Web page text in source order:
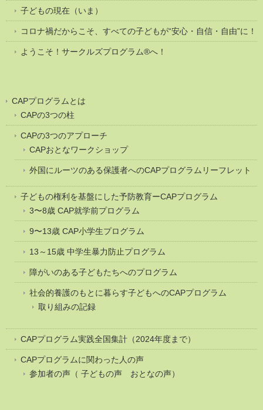
子どもの現在（いま）
コロナ禍だからこそ、すべての子どもが“安心・自信・自由”に！
ようこそ！サークルズプログラム®へ！
CAPプログラムとは
CAPの3つの柱
CAPの3つのアプローチ
CAPおとなワークショップ
外国にルーツのある保護者へのCAPプログラムリーフレット
子どもの権利を基盤にした予防教育ーCAPプログラム
3〜8歳 CAP就学前プログラム
9〜13歳 CAP小学生プログラム
13～15歳 中学生暴力防止プログラム
障がいのある子どもたちへのプログラム
社会的養護のもとに暮らす子どもへのCAPプログラム
取り組みの記録
CAPプログラム実践全国集計（2024年度まで）
CAPプログラムに関わった人の声
参加者の声（ 子どもの声 おとなの声）